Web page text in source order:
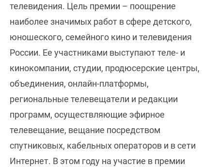
телевидения. Цель премии – поощрение
наиболее значимых работ в сфере детского,
юношеского, семейного кино и телевидения
России. Ее участниками выступают теле- и
кинокомпании, студии, продюсерские центры,
объединения, онлайн-платформы,
региональные телевещатели и редакции
программ, осуществляющие эфирное
телевещание, вещание посредством
спутниковых, кабельных операторов и в сети
Интернет. В этом году на участие в премии